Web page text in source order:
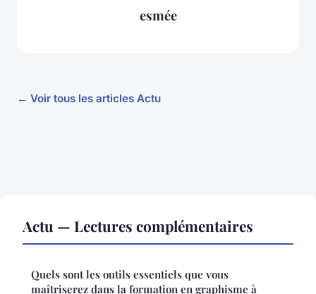
esmée
← Voir tous les articles Actu
Actu — Lectures complémentaires
Quels sont les outils essentiels que vous
maîtriserez dans la formation en graphisme à